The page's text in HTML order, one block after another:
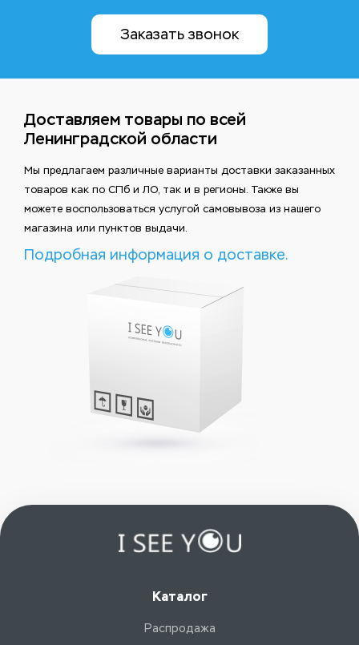
Заказать звонок
Доставляем товары по всей
Ленинградской области
Мы предлагаем различные варианты доставки заказанных
товаров как по СПб и ЛО, так и в регионы. Также вы
можете воспользоваться услугой самовывоза из нашего
магазина или пунктов выдачи.
Подробная информация о доставке.
Каталог
Распродажа